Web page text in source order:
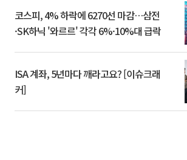
코스피, 4% 하락에 6270선 마감…삼전
·SK하닉 '와르르' 각각 6%·10%대 급락
ISA 계좌, 5년마다 깨라고요? [이슈크래
커]